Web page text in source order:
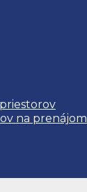
na prenájom